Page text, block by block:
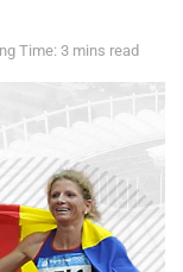
Time: 3 mins read